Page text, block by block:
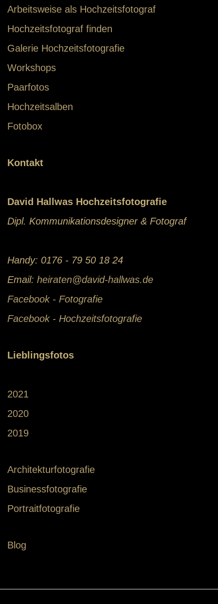
Arbeitsweise als Hochzeitsfotograf
Hochzeitsfotograf finden
Galerie Hochzeitsfotografie
Workshops
Paarfotos
Hochzeitsalben
Fotobox
Kontakt
David Hallwas Hochzeitsfotografie
Dipl. Kommunikationsdesigner & Fotograf
Handy: 0176 - 79 50 18 24
Email: heiraten@david-hallwas.de
Facebook - Fotografie
Facebook - Hochzeitsfotografie
Lieblingsfotos
2021
2020
2019
Architekturfotografie
Businessfotografie
Portraitfotografie
Blog